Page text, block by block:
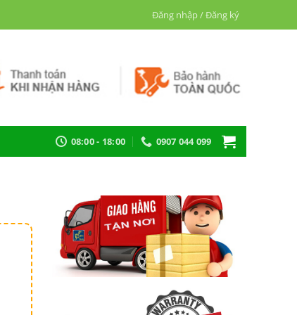
Đăng nhập / Đăng ký
08:00 - 18:00 0907 044 099